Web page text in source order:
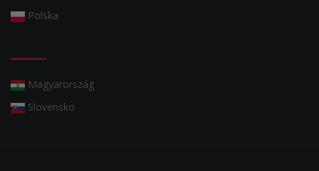
Polska
Magyarország
Slovensko